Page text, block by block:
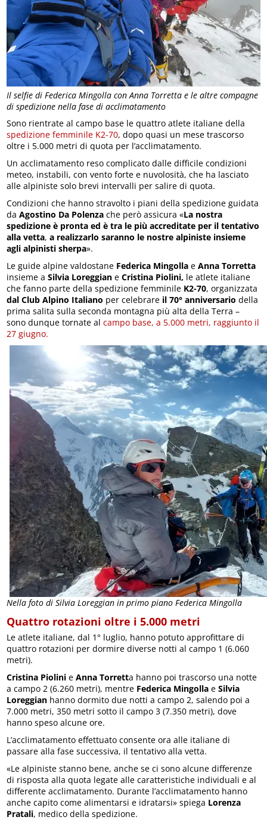
Il selfie di Federica Mingolla con Anna Torretta e le altre compagne
di spedizione nella fase di acclimatamento
Sono rientrate al campo base le quattro atlete italiane della
spedizione femminile K2-70, dopo quasi un mese trascorso
oltre i 5.000 metri di quota per l’acclimatamento.
Un acclimatamento reso complicato dalle difficile condizioni
meteo, instabili, con vento forte e nuvolosità, che ha lasciato
alle alpiniste solo brevi intervalli per salire di quota.
Condizioni che hanno stravolto i piani della spedizione guidata
daAgostino Da Polenza che però assicura «La nostra
spedizione è pronta ed è tra le più accreditate per il tentativo
alla vetta,a realizzarlo saranno le nostre alpiniste insieme
agli alpinisti sherpa».
Le guide alpine valdostane Federica Mingollae Anna Torretta
insieme aSilvia Loreggian eCristina Piolini, le atlete italiane
che fanno parte della spedizione femminile K2-70, organizzata
dal Club Alpino Italiano per celebrare il 70° anniversario della
prima salita sulla seconda montagna più alta della Terra –
sono dunque tornate alcampo base, a 5.000 metri, raggiunto il
27 giugno.
Nella foto di Silvia Loreggian in primo piano Federica Mingolla
Quattro rotazioni oltre i 5.000 metri
Le atlete italiane, dal 1° luglio, hanno potuto approfittare di
quattro rotazioni per dormire diverse notti al campo 1 (6.060
metri).
Cristina PiolinieAnna Torretta hanno poi trascorso una notte
a campo 2 (6.260 metri), mentre Federica Mingolla eSilvia
Loreggian hanno dormito due notti a campo 2, salendo poi a
7.000 metri, 350 metri sotto il campo 3 (7.350 metri), dove
hanno speso alcune ore.
L’acclimatamento effettuato consente ora alle italiane di
passare alla fase successiva, il tentativo alla vetta.
«Le alpiniste stanno bene, anche se ci sono alcune differenze
di risposta alla quota legate alle caratteristiche individuali e al
differente acclimatamento. Durante l’acclimatamento hanno
anche capito come alimentarsi e idratarsi» spiega Lorenza
Pratali, medico della spedizione.